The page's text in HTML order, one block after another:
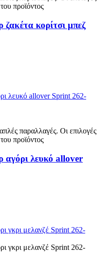
προϊόντος
κορίτσι μπεζ
παραλλαγές. Οι επιλογές
προϊόντος
αγόρι λευκό allover